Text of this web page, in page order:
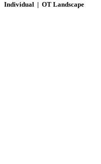
Individual | OT Landscape